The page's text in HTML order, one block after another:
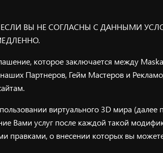
ВЫ НЕ СОГЛАСНЫ С ДАННЫМИ
которое заключается между
Партнеров, Гейм Мастеров и
виртуального 3D мира
Вами услуг после каждой такой
о внесении которых вы